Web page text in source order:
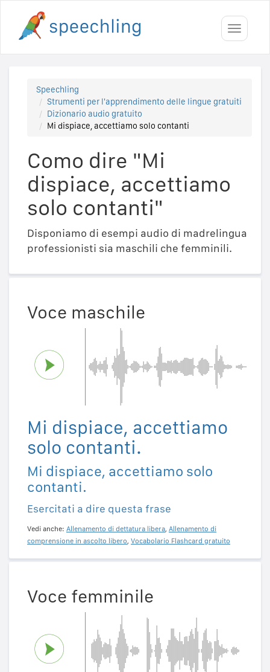
Toggle
Speechling
Strumenti per l'apprendimento delle lingue gratuiti
Dizionario audio gratuito
Mi dispiace, accettiamo solo contanti
Como dire "Mi
dispiace, accettiamo
solo contanti"
Disponiamo di esempi audio di madrelingua
professionisti sia maschili che femminili.
Voce maschile
Mi dispiace, accettiamo
solo contanti.
Mi dispiace, accettiamo solo
contanti.
Esercitati a dire questa frase
Vedi anche: Allenamento di dettatura libera, Allenamento di
comprensione in ascolto libero, Vocabolario Flashcard gratuito
Voce femminile